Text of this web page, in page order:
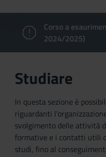
Corso a
2024/2025)
Studiare
In questa sezione è
riguardanti
svolgimento delle attività
formative e i contatti utili
studi, fino al